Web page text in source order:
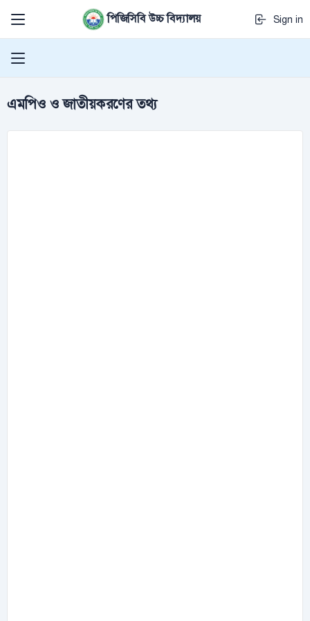
পিজিসিবি উচ্চ বিদ্যালয় Sign in
এমপিও ও জাতীয়করণের তথ্য